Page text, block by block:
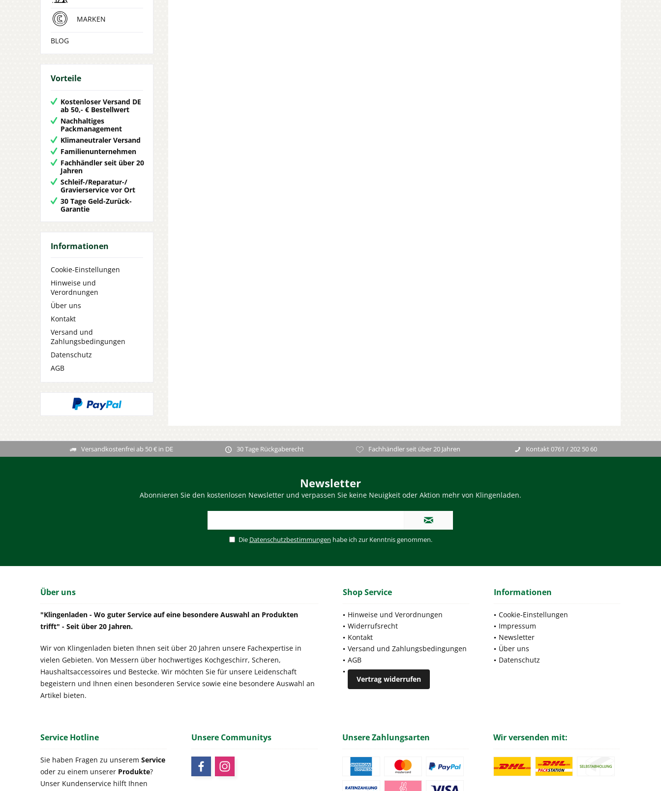
MARKEN
BLOG
Vorteile
Kostenloser Versand DE
ab 50,- € Bestellwert
Nachhaltiges
Packmanagement
Klimaneutraler Versand
Familienunternehmen
Fachhändler seit über 20
Jahren
Schleif-/Reparatur-/
Gravierservice vor Ort
30 Tage Geld-Zurück-
Garantie
Informationen
Cookie-Einstellungen
Hinweise und
Verordnungen
Über uns
Kontakt
Versand und
Zahlungsbedingungen
Datenschutz
AGB
Versandkostenfrei ab 50 € in DE 30 Tage Rückgaberecht Fachhändler seit über 20 Jahren Kontakt 0761 / 202 50 60
Newsletter
Abonnieren Sie den kostenlosen Newsletter und verpassen Sie keine Neuigkeit oder Aktion mehr von Klingenladen.
Die Datenschutzbestimmungen habe ich zur Kenntnis genommen.
Über uns
"Klingenladen - Wo guter Service auf eine besondere Auswahl an Produkten
trifft" - Seit über 20 Jahren.
Wir von Klingenladen bieten Ihnen seit über 20 Jahren unsere Fachexpertise in
vielen Gebieten. Von Messern über hochwertiges Kochgeschirr, Scheren,
Haushaltsaccessoires und Bestecke. Wir möchten Sie für unsere Leidenschaft
begeistern und Ihnen einen besonderen Service sowie eine besondere Auswahl an
Artikel bieten.
Shop Service
Hinweise und Verordnungen
Widerrufsrecht
Kontakt
Versand und Zahlungsbedingungen
AGB
Vertrag widerrufen
Informationen
Cookie-Einstellungen
Impressum
Newsletter
Über uns
Datenschutz
Service Hotline
Sie haben Fragen zu unserem Service
oder zu einem unserer Produkte?
Unser Kundenservice hilft Ihnen
Unsere Communitys Unsere Zahlungsarten Wir versenden mit: